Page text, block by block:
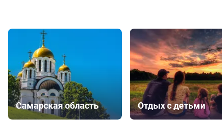
Самарская область Отдых с детьми